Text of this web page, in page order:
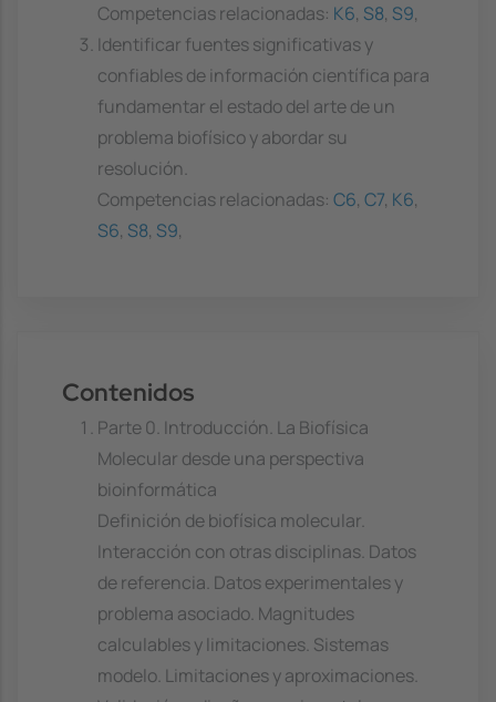
Competencias relacionadas: K6, S8, S9,
Identificar fuentes significativas y
confiables de información científica para
fundamentar el estado del arte de un
problema biofísico y abordar su
resolución.
Competencias relacionadas: C6, C7, K6,
S6, S8, S9,
Contenidos
Parte 0. Introducción. La Biofísica
Molecular desde una perspectiva
bioinformática
Definición de biofísica molecular.
Interacción con otras disciplinas. Datos
de referencia. Datos experimentales y
problema asociado. Magnitudes
calculables y limitaciones. Sistemas
modelo. Limitaciones y aproximaciones.